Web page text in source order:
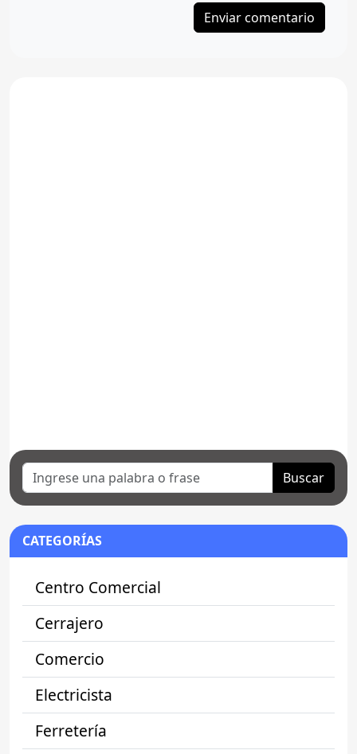
Buscar
CATEGORÍAS
Centro Comercial
Cerrajero
Comercio
Electricista
Ferretería